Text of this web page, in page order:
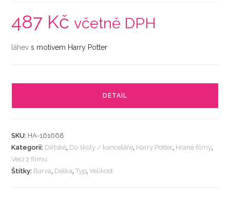
487 Kč včetně DPH
láhev s motivem Harry Potter
DETAIL
SKU: HA-161668
Kategorií: Dětské, Do školy / kanceláře, Harry Potter, Hrané filmy,
Veci z filmu
Štítky: Barva, Délka,Typ,Velikost